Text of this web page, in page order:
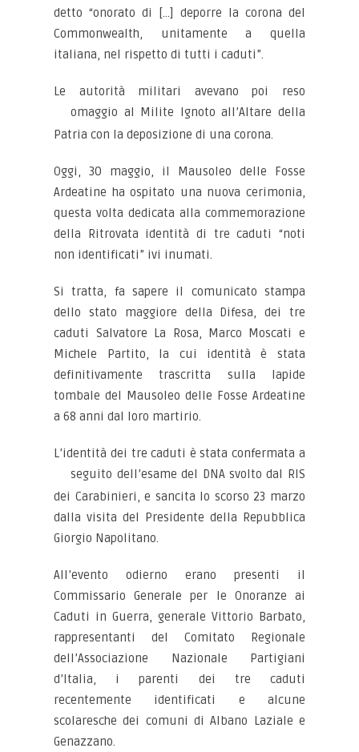
detto “onorato di […] deporre la corona del
Commonwealth, unitamente a quella
italiana, nel rispetto di tutti i caduti”.
Le autorità militari avevano poi reso
omaggio al Milite Ignotoall’Altare della
Patria con la deposizione di una corona.
Oggi, 30 maggio, il Mausoleo delle Fosse
Ardeatine ha ospitato una nuova cerimonia,
questa volta dedicata alla commemorazione
della Ritrovata identità di tre caduti “noti
non identificati” ivi inumati.
Si tratta, fa sapere il comunicato stampa
dello stato maggiore della Difesa, dei tre
caduti Salvatore La Rosa, Marco Moscati e
Michele Partito, la cui identità è stata
definitivamente trascritta sulla lapide
tombale del Mausoleo delle Fosse Ardeatine
a 68 anni dal loro martirio.
L’identità dei tre caduti è stata confermata a
seguito dell’esame del DNA svolto dal RIS
dei Carabinieri, e sancita lo scorso 23 marzo
dalla visita del Presidente della Repubblica
Giorgio Napolitano.
All’evento odierno erano presenti il
Commissario Generale per le Onoranze ai
Caduti in Guerra, generale Vittorio Barbato,
rappresentanti del Comitato Regionale
dell’Associazione Nazionale Partigiani
d’Italia, i parenti dei tre caduti
recentemente identificati e alcune
scolaresche dei comuni di Albano Laziale e
Genazzano.